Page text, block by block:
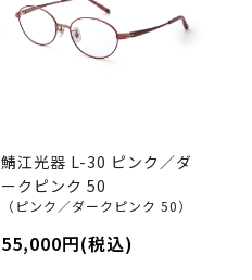
鯖江光器 L-30 ピンク／ダ
ークピンク 50
（ピンク／ダークピンク 50）
55,000円(税込)